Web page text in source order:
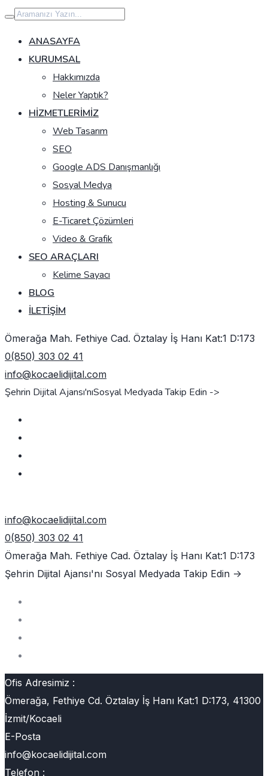
İçeriğe
geç
ANASAYFA
KURUMSAL
Hakkımızda
Neler Yaptık?
HIZMETLERIMIZ
Web Tasarım
SEO
Google ADS Danışmanlığı
Sosyal Medya
Hosting & Sunucu
E-Ticaret Çözümleri
Video & Grafik
SEO ARAÇLARI
Kelime Sayacı
BLOG
İLETIŞIM
Ömerağa Mah. Fethiye Cad. Öztalay İş Hanı Kat:1 D:173
0(850) 303 02 41
info@kocaelidijital.com
Şehrin Dijital Ajansı'nıSosyal Medyada Takip Edin ->
info@kocaelidijital.com
0(850) 303 02 41
Ömerağa Mah. Fethiye Cad. Öztalay İş Hanı Kat:1 D:173
Şehrin Dijital Ajansı'nı Sosyal Medyada Takip Edin ->
Ofis Adresimiz :
Ömerağa, Fethiye Cd. Öztalay İş Hanı Kat:1 D:173, 41300
İzmit/Kocaeli
E-Posta
info@kocaelidijital.com
Telefon :